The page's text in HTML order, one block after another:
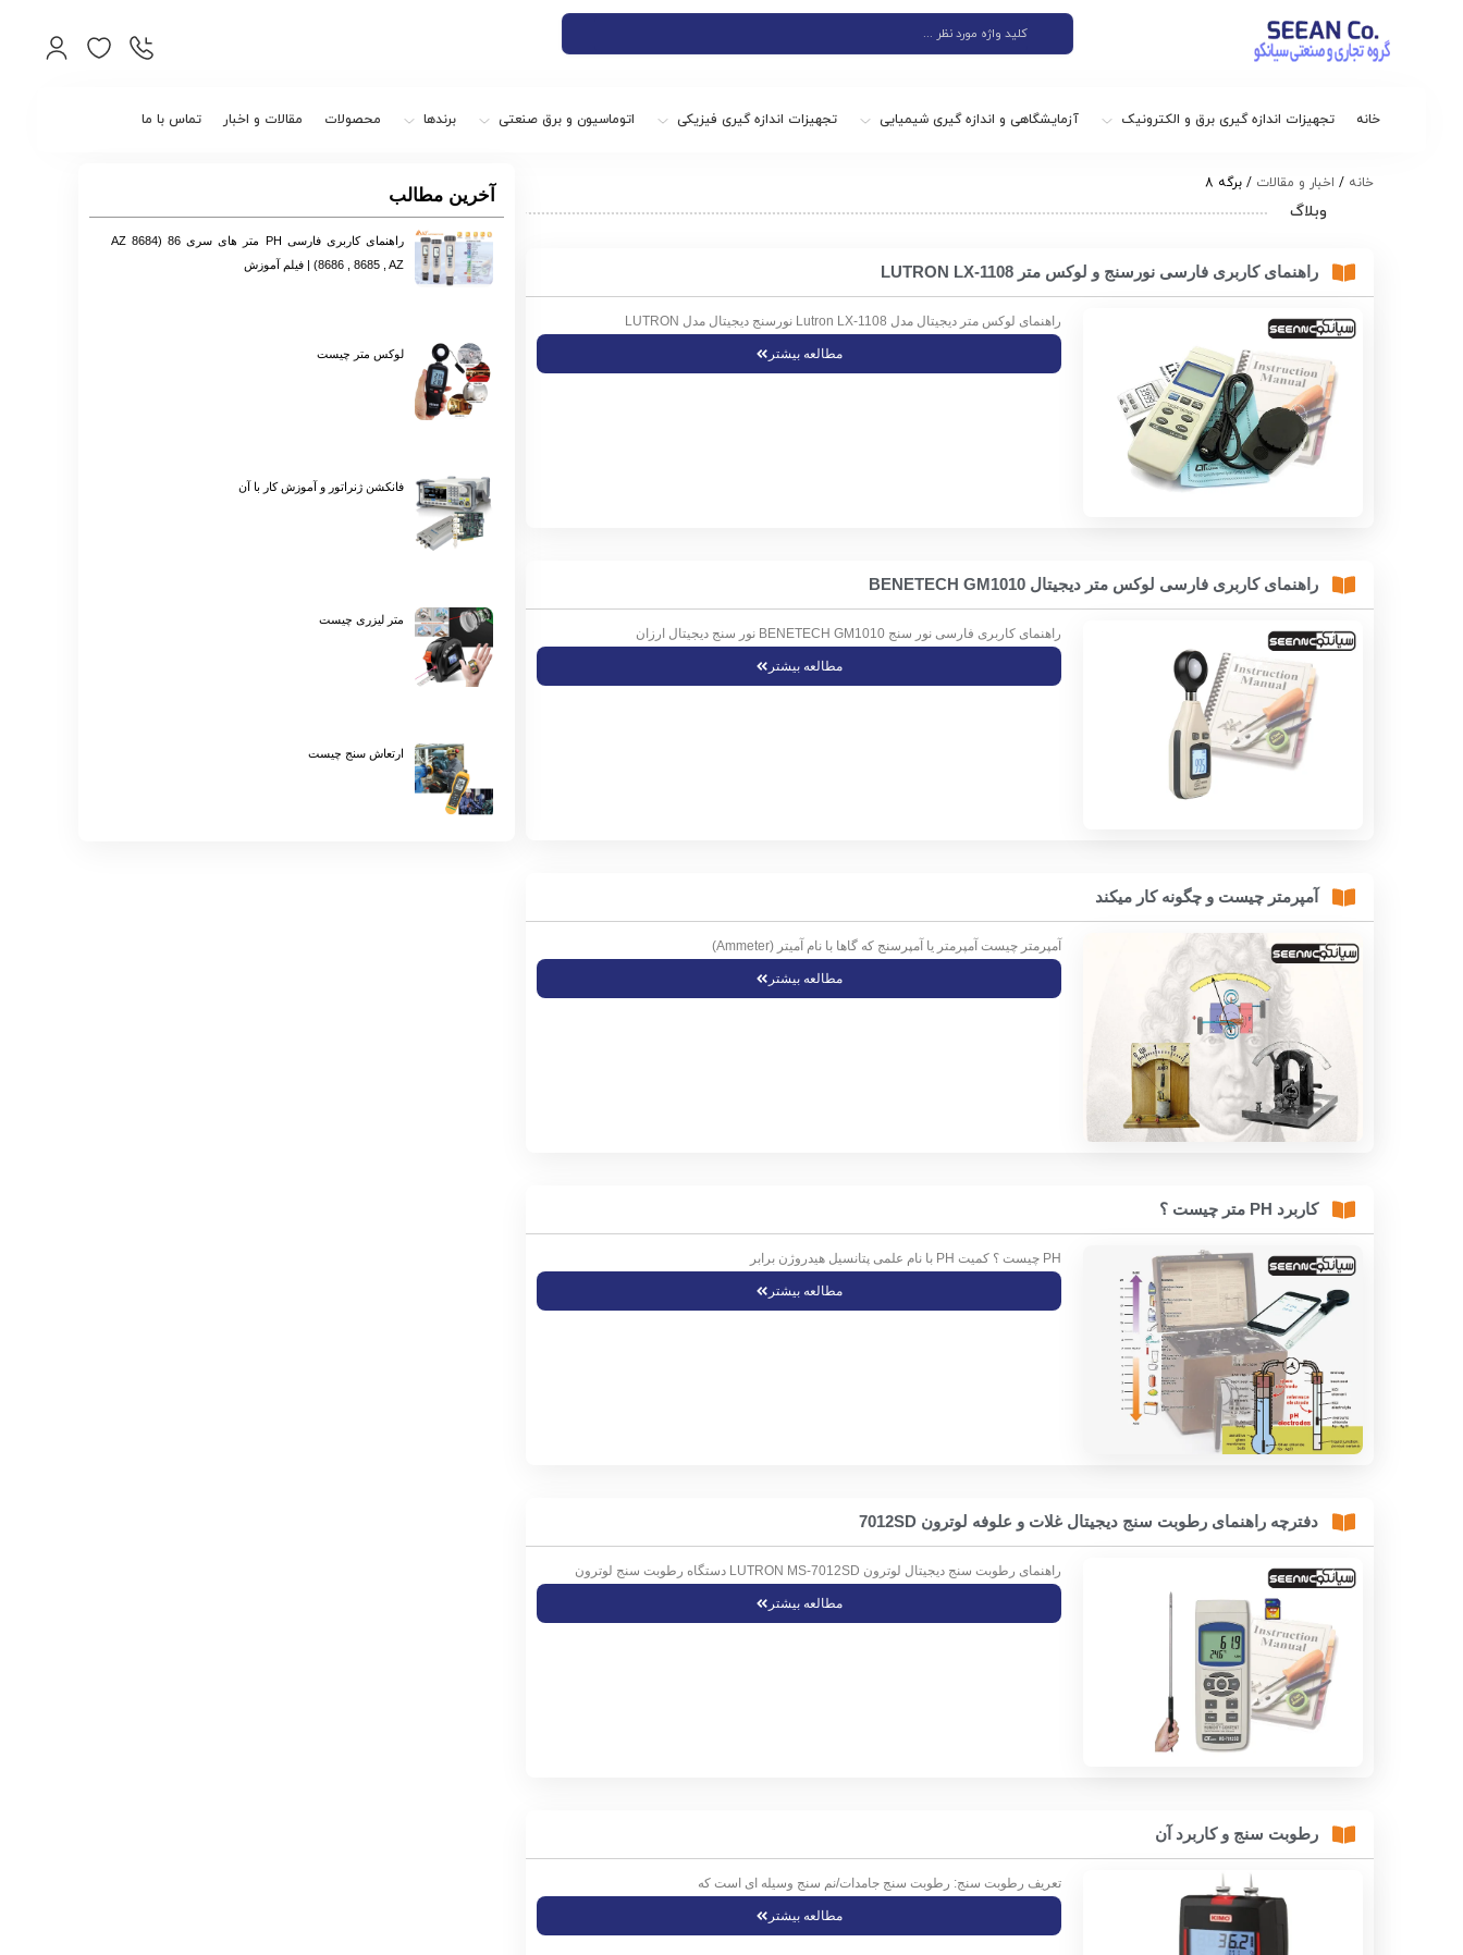
خانه تجهیزات اندازه گیری برق و الکترونیک آزمایشگاهی و اندازه گیری شیمیایی تجهیزات اندازه گیری فیزیکی اتوماسیون و برق صنعتی برندها محصولات مقالات و اخبار تماس با ما
خانه / اخبار و مقالات / برگه 8
وبلاگ
راهنمای کاربری فارسی نورسنج و لوکس متر LUTRON LX-1108
راهنمای لوکس متر دیجیتال مدل Lutron LX-1108 نورسنج دیجیتال مدل LUTRON
مطالعه بیشتر
راهنمای کاربری فارسی لوکس متر دیجیتال BENETECH GM1010
راهنمای کاربری فارسی نور سنج BENETECH GM1010 نور سنج دیجیتال ارزان
مطالعه بیشتر
آمپرمتر چیست و چگونه کار میکند
آمپرمتر چیست آمپرمتر یا آمپرسنج که گاها با نام آمیتر (Ammeter)
مطالعه بیشتر
کاربرد PH متر چیست ؟
PH چیست ؟ کمیت PH با نام علمی پتانسیل هیدروژن برابر
مطالعه بیشتر
دفترچه راهنمای رطوبت سنج دیجیتال غلات و علوفه لوترون 7012SD
راهنمای رطوبت سنج دیجیتال لوترون LUTRON MS-7012SD دستگاه رطوبت سنج لوترون
مطالعه بیشتر
رطوبت سنج و کاربرد آن
تعریف رطوبت سنج: رطوبت سنج جامدات/نم سنج وسیله ای است که
مطالعه بیشتر
آخرین مطالب
راهنمای کاربری فارسی PH متر های سری 86 (8684 AZ
8686 , 8685 , AZ) | فیلم آموزش
لوکس متر چیست
فانکشن ژنراتور و آموزش کار با آن
متر لیزری چیست
ارتعاش سنج چیست